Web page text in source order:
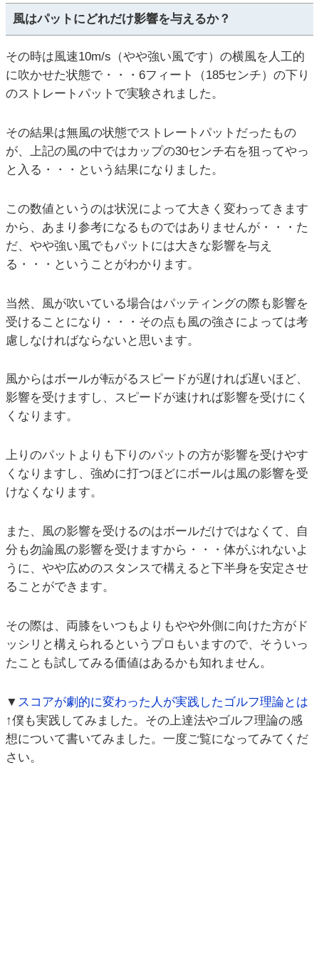
風はパットにどれだけ影響を与えるか？
その時は風速10m/s（やや強い風です）の横風を人工的
に吹かせた状態で・・・6フィート（185センチ）の下り
のストレートパットで実験されました。
その結果は無風の状態でストレートパットだったもの
が、上記の風の中ではカップの30センチ右を狙ってやっ
と入る・・・という結果になりました。
この数値というのは状況によって大きく変わってきます
から、あまり参考になるものではありませんが・・・た
だ、やや強い風でもパットには大きな影響を与え
る・・・ということがわかります。
当然、風が吹いている場合はパッティングの際も影響を
受けることになり・・・その点も風の強さによっては考
慮しなければならないと思います。
風からはボールが転がるスピードが遅ければ遅いほど、
影響を受けますし、スピードが速ければ影響を受けにく
くなります。
上りのパットよりも下りのパットの方が影響を受けやす
くなりますし、強めに打つほどにボールは風の影響を受
けなくなります。
また、風の影響を受けるのはボールだけではなくて、自
分も勿論風の影響を受けますから・・・体がぶれないよ
うに、やや広めのスタンスで構えると下半身を安定させ
ることができます。
その際は、両膝をいつもよりもやや外側に向けた方がド
ッシリと構えられるというプロもいますので、そういっ
たことも試してみる価値はあるかも知れません。
▼ スコアが劇的に変わった人が実践したゴルフ理論とは
↑僕も実践してみました。その上達法やゴルフ理論の感
想について書いてみました。一度ご覧になってみてくだ
さい。